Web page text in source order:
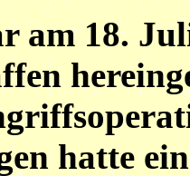
am 18.
hatte